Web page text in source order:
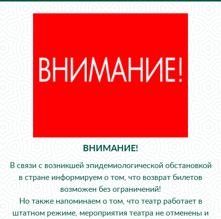
ВНИМАНИЕ!
В связи с возникшей эпидемиологической обстановкой
в стране информируем о том, что возврат билетов
возможен без ограничений!
Но также напоминаем о том, что театр работает в
штатном режиме, мероприятия театра не отменены и